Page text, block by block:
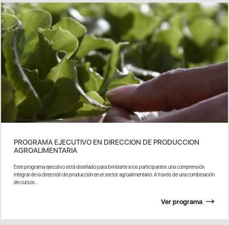
PROGRAMA EJECUTIVO EN DIRECCION DE PRODUCCION
AGROALIMENTARIA
Este programa ejecutivo está diseñado para brindarte a los participantes una comprensión
integral de la dirección de producción en el sector agroalimentario. A través de una combinación
de cursos...
Ver programa